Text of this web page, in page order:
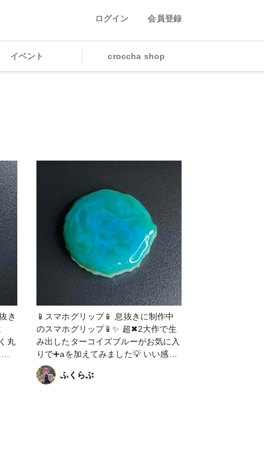
ログイン 会員登録
イベント croccha shop
📱スマホグリップ📱 息抜きに制作中
のスマホグリップ📱✨ 超✖︎2大作で生
み出したターコイズブルーがお気に入
りで➕aを加えてみました💡 いい感じ
です😉⤴️⤴️🩵💙 レジン液はsk本舗様の
アシェンプテル🥰コーティング前です
ふくらぶ